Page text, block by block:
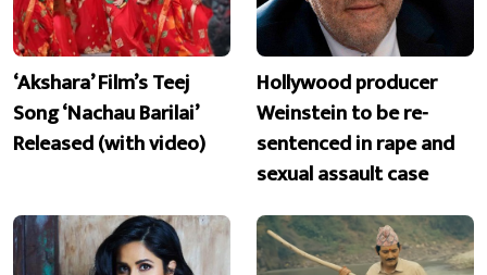
‘Akshara’ Film’s Teej
Song ‘Nachau Barilai’
Released (with video)
Hollywood producer
Weinstein to be re-
sentenced in rape and
sexual assault case